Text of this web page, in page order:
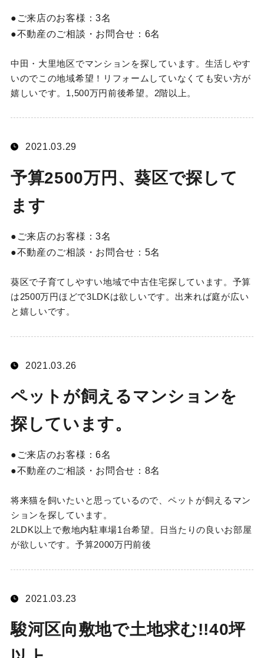
ご来店のお客様：3名
不動産のご相談・お問合せ： 6名
中田・大里地区でマンションを探しています。生活しやす
いのでこの地域希望！リフォームしていなくても安い方が
嬉しいです。1,500万円前後希望。2階以上。
2021.03.29
予算2500万円、葵区で探して
ます
ご来店のお客様：3名
不動産のご相談・お問合せ： 5名
葵区で子育てしやすい地域で中古住宅探しています。予算
は2500万円ほどで3LDKは欲しいです。出来れば庭が広い
と嬉しいです。
2021.03.26
ペットが飼えるマンションを
探しています。
ご来店のお客様：6名
不動産のご相談・お問合せ： 8名
将来猫を飼いたいと思っているので、ペットが飼えるマン
ションを探しています。
2LDK以上で敷地内駐車場1台希望。日当たりの良いお部屋
が欲しいです。予算2000万円前後
2021.03.23
駿河区向敷地で土地求む!!40坪